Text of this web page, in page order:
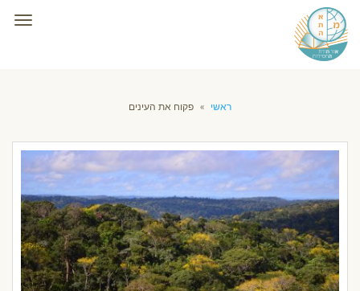
ראשי » פקוח את העינים